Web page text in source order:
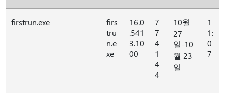
firstrun.exe
firs
tru
n.e
xe
16.0
.541
3.10
00
7
7
4
1
4
4
10월
27
일-10
월 23
일
1
1:
0
7